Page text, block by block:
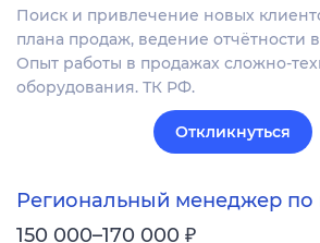
Поиск и привлечение новых
плана продаж, ведение отчётности
Опыт работы в продажах сложно-
оборудования. ТК РФ.
Откликнуться
Региональный менеджер по
150 000–170 000 ₽